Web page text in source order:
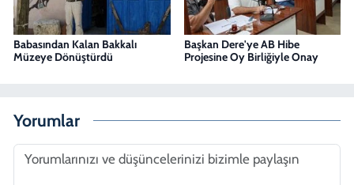
Babasından Kalan Bakkalı
Müzeye Dönüştürdü
Başkan Dere'ye AB Hibe
Projesine Oy Birliğiyle Onay
Yorumlar